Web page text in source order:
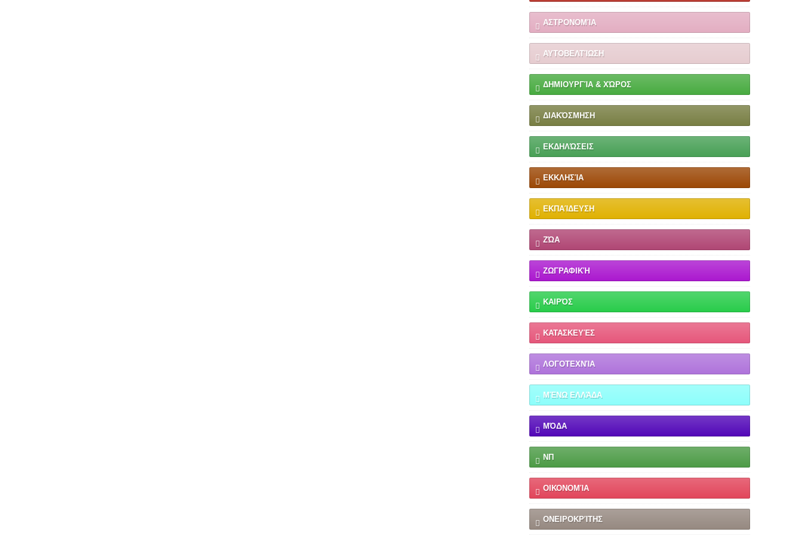
ΑΣΤΡΟΝΟΜΊΑ
ΑΥΤΟΒΕΛΤΊΩΣΗ
ΔΗΜΙΟΥΡΓΊΑ & ΧΏΡΟΣ
ΔΙΑΚΌΣΜΗΣΗ
ΕΚΔΗΛΏΣΕΙΣ
ΕΚΚΛΗΣΊΑ
ΕΚΠΑΊΔΕΥΣΗ
ΖΏΑ
ΖΩΓΡΑΦΙΚΉ
ΚΑΙΡΌΣ
ΚΑΤΑΣΚΕΥΈΣ
ΛΟΓΟΤΕΧΝΊΑ
ΜΈΝΩ ΕΛΛΆΔΑ
ΜΌΔΑ
ΝΠ
ΟΙΚΟΝΟΜΊΑ
ΟΝΕΙΡΟΚΡΊΤΗΣ